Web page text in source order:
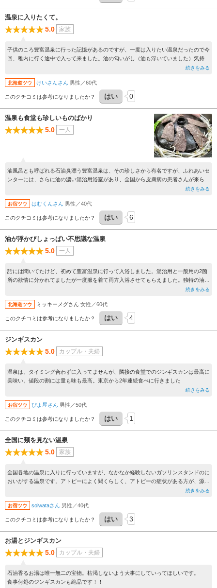
温泉に入りたくて。
5.0 家族
子供のころ豊富温泉に行った記憶があるのですが、一度は入りたい温泉だったので今
回、稚内に行く途中で入って来ました。油の匂いがし（油も浮いていました）気持ち
続きをみる
北海道ツウ けいさんさん 男性／60代
このクチコミは参考になりましたか？ はい 0
温泉も食堂も珍しいものばかり
5.0 一人
油風呂とも呼ばれる石油臭漂う豊富温泉は、その珍しさから有名ですが、ふれあいセ
ンターには、さらに油の濃い湯治用浴室があり、全国から皮膚病の患者さんが来られ
道を味わうことができます。
続きをみる
お宿ツウ はむくんさん 男性／40代
このクチコミは参考になりましたか？ はい 6
油が浮かびしょっぱい不思議な温泉
5.0 一人
話には聞いてたけど、初めて豊富温泉に行って入浴しました。湯治用と一般用の2箇
所の欲情に分かれてましたが一度服を着て両方入浴させてもらえました。独特の油の
臭いに一瞬驚き湯船に浮かぶ油に又驚き、湯船に浸かって肌に艶感が増して驚き、ク
は1日しか利用できませんでした。
続きをみる
北海道ツウ ミッキーメグさん 女性／60代
このクチコミは参考になりましたか？ はい 4
ジンギスカン
5.0 カップル・夫婦
温泉は、タイミング合わずに入ってませんが、隣接の食堂でのジンギスカンは最高に
美味い。値段の割には量も味も最高。東京から2年連続食べに行きました
続きをみる
お宿ツウ ぴよ屋さん 男性／50代
このクチコミは参考になりましたか？ はい 1
全国に類を見ない温泉
5.0 家族
全国各地の温泉に入りに行っていますが、なかなか経験しないガソリンスタンドのに
おいがする温泉です。アトピーによく聞くらしく、アトピーの症状がある方が、源泉
続きをみる
お宿ツウ soiwataさん 男性／40代
このクチコミは参考になりましたか？ はい 3
お湯とジンギスカン
5.0 カップル・夫婦
石油香るお湯は唯一無二の宝物。枯渇しないよう大事にしていってほしいです。
食事何処のジンギスカンも絶品です！！